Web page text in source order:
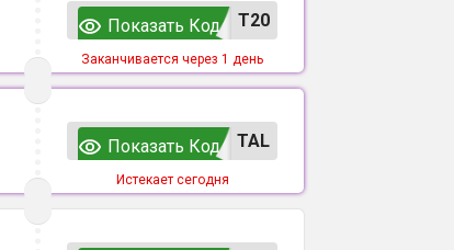
T20
Показать Код
Заканчивается через 1 день
TAL
Показать Код
Истекает сегодня